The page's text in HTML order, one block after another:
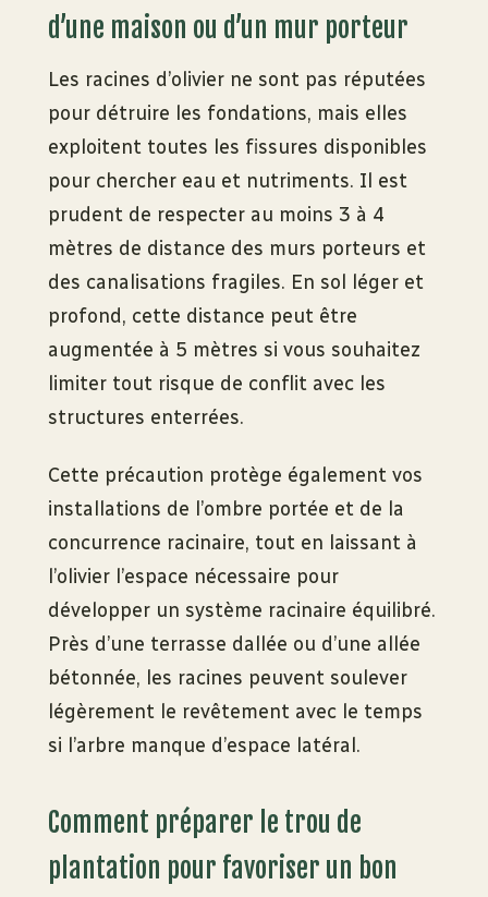
d’une maison ou d’un mur porteur
Les racines d’olivier ne sont pas réputées
pour détruire les fondations, mais elles
exploitent toutes les fissures disponibles
pour chercher eau et nutriments. Il est
prudent de respecter au moins 3 à 4
mètres de distance des murs porteurs et
des canalisations fragiles. En sol léger et
profond, cette distance peut être
augmentée à 5 mètres si vous souhaitez
limiter tout risque de conflit avec les
structures enterrées.
Cette précaution protège également vos
installations de l’ombre portée et de la
concurrence racinaire, tout en laissant à
l’olivier l’espace nécessaire pour
développer un système racinaire équilibré.
Près d’une terrasse dallée ou d’une allée
bétonnée, les racines peuvent soulever
légèrement le revêtement avec le temps
si l’arbre manque d’espace latéral.
Comment préparer le trou de
plantation pour favoriser un bon